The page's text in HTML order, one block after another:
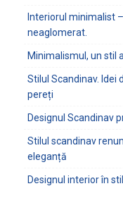
Interiorul minimalist
neaglomerat.
Minimalismul, un stil
Stilul Scandinav. Idei
pereți
Designul Scandinav
Stilul scandinav
eleganță
Designul interior în